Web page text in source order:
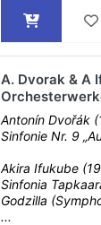
A. Dvorak & A
Antonín Dvořák
Sinfonie Nr. 9
Akira Ifukube
Sinfonia
Godzilla
...